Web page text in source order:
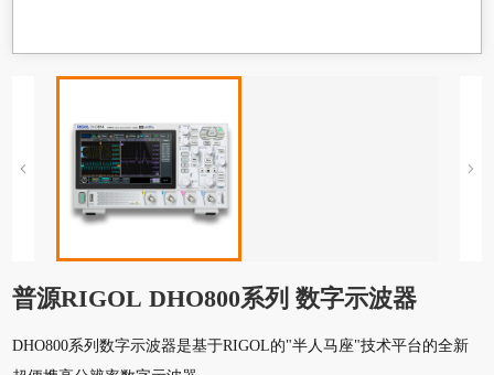
普源RIGOL DHO800系列 数字示波器
DHO800系列数字示波器是基于RIGOL的"半人马座"技术平台的全新